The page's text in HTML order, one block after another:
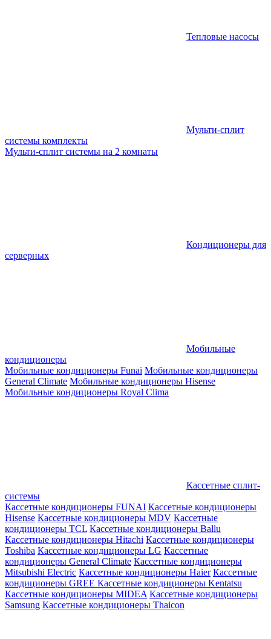
Тепловые насосы
Мульти-сплит
системы комплекты
Мульти-сплит системы на 2 комнаты
Кондиционеры для
серверных
Мобильные
кондиционеры
Мобильные кондиционеры Funai Мобильные кондиционеры
General Climate Мобильные кондиционеры Hisense
Мобильные кондиционеры Royal Clima
Кассетные сплит-
системы
Кассетные кондиционеры FUNAI Кассетные кондиционеры
Hisense Кассетные кондиционеры MDV Кассетные
кондиционеры TCL Кассетные кондиционеры Ballu
Кассетные кондиционеры Hitachi Кассетные кондиционеры
Toshiba Кассетные кондиционеры LG Кассетные
кондиционеры General Climate Кассетные кондиционеры
Mitsubishi Electric Кассетные кондиционеры Haier Кассетные
кондиционеры GREE Кассетные кондиционеры Kentatsu
Кассетные кондиционеры MIDEA Кассетные кондиционеры
Samsung Кассетные кондиционеры Thaicon